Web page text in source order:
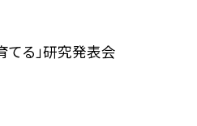
てる」研究発表会